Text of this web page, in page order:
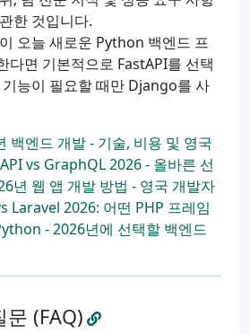
한 것입니다.
오늘 새로운 Python 백엔드 프
다면 기본적으로 FastAPI를 선택
능이 필요할 때만 Django를 사
백엔드 개발 - 기술, 비용 및 영국
API vs GraphQL 2026 - 올바른 선
년 웹 앱 개발 방법 - 영국 개발자
Laravel 2026: 어떤 PHP 프레임
- 2026년에 선택할 백엔드
(FAQ)